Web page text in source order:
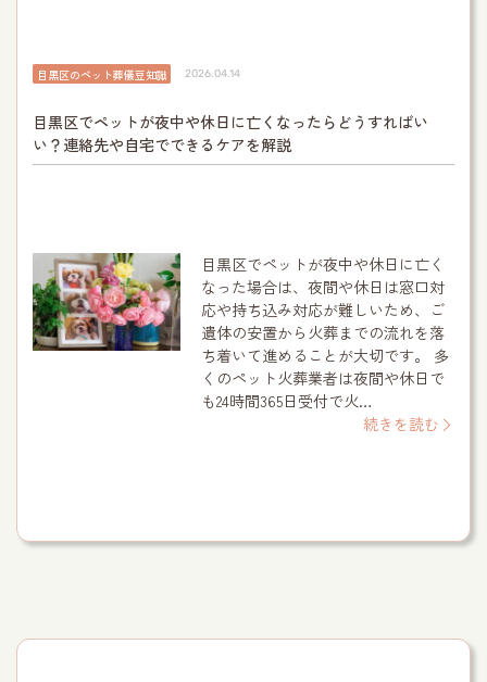
目黒区のペット葬儀豆知識 2026.04.14
目黒区でペットが夜中や休日に亡くなったらどうすればい
い？連絡先や自宅でできるケアを解説
目黒区でペットが夜中や休日に亡く
なった場合は、夜間や休日は窓口対
応や持ち込み対応が難しいため、ご
遺体の安置から火葬までの流れを落
ち着いて進めることが大切です。 多
くのペット火葬業者は夜間や休日で
も24時間365日受付で火…
続きを読む